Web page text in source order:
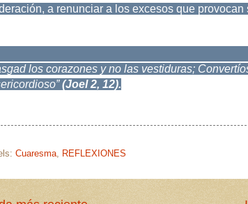
a renunciar a los excesos que provocan
los corazones y no las vestiduras;
(Joel 2, 12).
Cuaresma REFLEXIONES